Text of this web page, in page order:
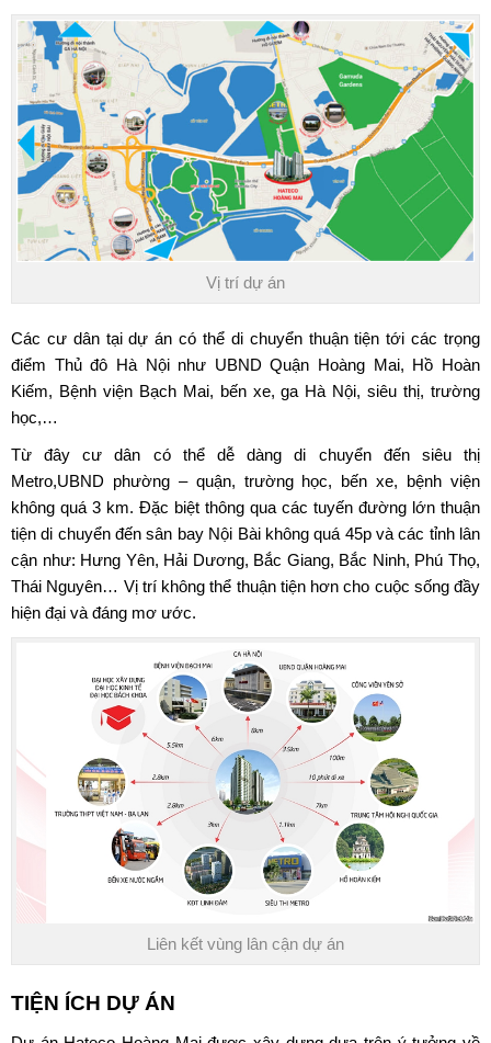
Vị trí dự án
Các cư dân tại dự án có thể di chuyển thuận tiện tới các trọng
điểm Thủ đô Hà Nội như UBND Quận Hoàng Mai, Hồ Hoàn
Kiếm, Bệnh viện Bạch Mai, bến xe, ga Hà Nội, siêu thị, trường
học,…
Từ đây cư dân có thể dễ dàng di chuyển đến siêu thị
Metro,UBND phường – quận, trường học, bến xe, bệnh viện
không quá 3 km. Đặc biệt thông qua các tuyến đường lớn thuận
tiện di chuyển đến sân bay Nội Bài không quá 45p và các tỉnh lân
cận như: Hưng Yên, Hải Dương, Bắc Giang, Bắc Ninh, Phú Thọ,
Thái Nguyên… Vị trí không thể thuận tiện hơn cho cuộc sống đầy
hiện đại và đáng mơ ước.
Liên kết vùng lân cận dự án
TIỆN ÍCH DỰ ÁN